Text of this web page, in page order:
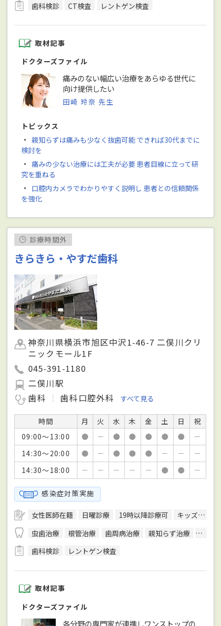
歯科検診
CT検査 レントゲン検査
取材記事
ドクターズファイル
痛みのない幅広い治療をあらゆる世代に
向け提供したい
田崎 玲奈 先生
トピックス
・ 親知らずは痛みも少なく抜歯可能 できれば30代までに
検討を
・ 痛みの少ない治療には工夫が必要 患者目線に立って研
究を重ねる
・ 口腔内カメラでわかりやすく説明し 患者との信頼関係
を強化
診療時間外
きらきら・やすだ歯科
神奈川県横浜市旭区中沢1-46-7 二俣川クリ
ニックモール1F
045-391-1180
二俣川駅
歯科
歯科口腔外科 すべて見る
時間 月 火 水 木 金 土 日
祝
09:00～13:00
● － ● ● ● ● ●
－
14:30～20:00
● － ● ● ● － －
－
14:30～18:00
－ － － － － ● ● －
感染症対策実施
女性医師在籍 日曜診療 19時以降診療可
キッズスペースあり
虫歯治療
根管治療 歯周病治療 親知らず治療
顎関
歯科検診
レントゲン検査
取材記事
ドクターズファイル
各分野の専門家が連携しワンストップの